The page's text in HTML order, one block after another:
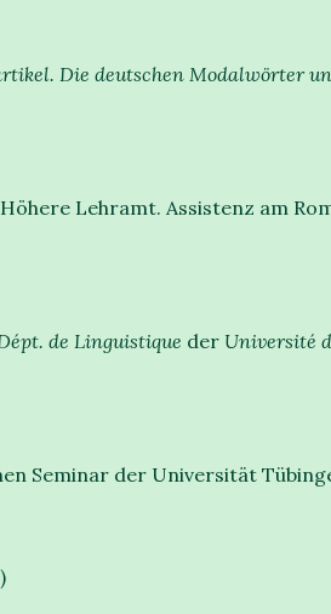
Die deutschen Modalwörter
Lehramt. Assistenz am
de Linguistique der Université
Seminar der Universität